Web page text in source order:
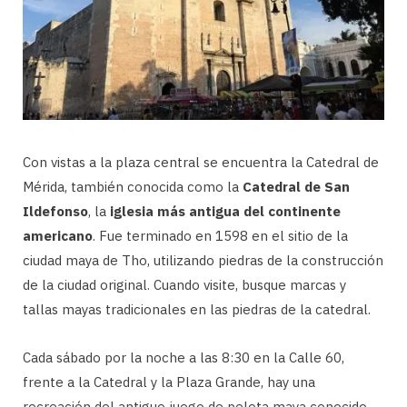
Con vistas a la plaza central se encuentra la Catedral de
Mérida, también conocida como la Catedral de San
Ildefonso, la iglesia más antigua del continente
americano. Fue terminado en 1598 en el sitio de la
ciudad maya de Tho, utilizando piedras de la construcción
de la ciudad original. Cuando visite, busque marcas y
tallas mayas tradicionales en las piedras de la catedral.
Cada sábado por la noche a las 8:30 en la Calle 60,
frente a la Catedral y la Plaza Grande, hay una